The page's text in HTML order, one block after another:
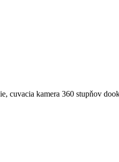
cuvacia kamera 360 stupňov